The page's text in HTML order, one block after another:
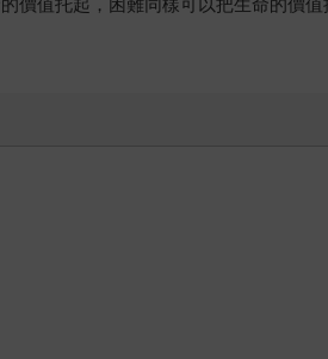
價值托起，困難同樣可以把生命的價